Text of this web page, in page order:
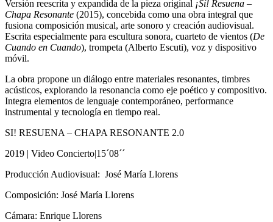
Versión reescrita y expandida de la pieza original ¡Sí! Resuena –
Chapa Resonante (2015), concebida como una obra integral que
fusiona composición musical, arte sonoro y creación audiovisual.
Escrita especialmente para escultura sonora, cuarteto de vientos (De
Cuando en Cuando), trompeta (Alberto Escuti), voz y dispositivo
móvil.
La obra propone un diálogo entre materiales resonantes, timbres
acústicos, explorando la resonancia como eje poético y compositivo.
Integra elementos de lenguaje contemporáneo, performance
instrumental y tecnología en tiempo real.
SI! RESUENA – CHAPA RESONANTE 2.0
2019 | Video Concierto|15´08´´
Producción Audiovisual: José María Llorens
Composición: José María Llorens
Cámara: Enrique Llorens